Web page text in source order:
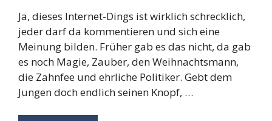
Ja, dieses Internet-Dings ist wirklich schrecklich,
jeder darf da kommentieren und sich eine
Meinung bilden. Früher gab es das nicht, da gab
es noch Magie, Zauber, den Weihnachtsmann,
die Zahnfee und ehrliche Politiker. Gebt dem
Jungen doch endlich seinen Knopf, …